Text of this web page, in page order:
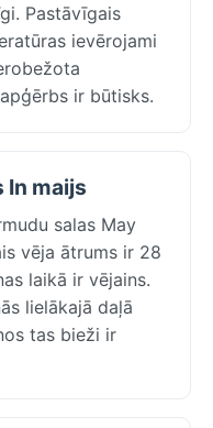
Pastāvīgais
ievērojami
ir būtisks.
In maijs
salas May
vēja ātrums ir 28
laikā ir vējains.
lielākajā daļā
tas bieži ir